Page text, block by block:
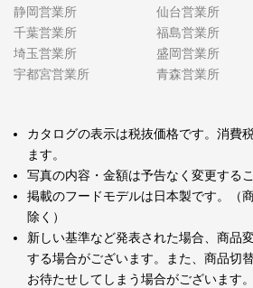
静岡営業所
千葉営業所
埼玉営業所
宇都宮営業所
仙台営業所
福島営業所
盛岡営業所
青森営業所
カタログの表示は税抜価格です。消費
ます。
写真の内容・金額は予告なく変更する
掲載のフードモデルは日本製です。（
除く）
新しい基準など発表された場合、商品
する場合がございます。また、商品切
お待たせしてしまう場合がございます